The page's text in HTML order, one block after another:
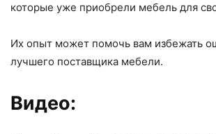
которые уже приобрели мебель для
Их опыт может помочь вам избежать
лучшего поставщика мебели.
Видео: